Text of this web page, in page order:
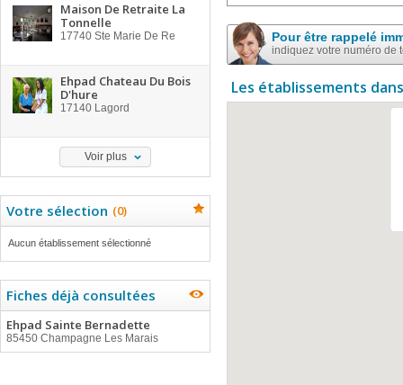
Maison De Retraite La
Tonnelle
17740 Ste Marie De Re
Ehpad Chateau Du Bois
D'hure
17140 Lagord
Voir plus
Votre sélection (0)
Aucun établissement sélectionné
Fiches déjà consultées
Ehpad Sainte Bernadette
85450 Champagne Les Marais
Pour être rappelé
indiquez votre numéro de
Les établissements